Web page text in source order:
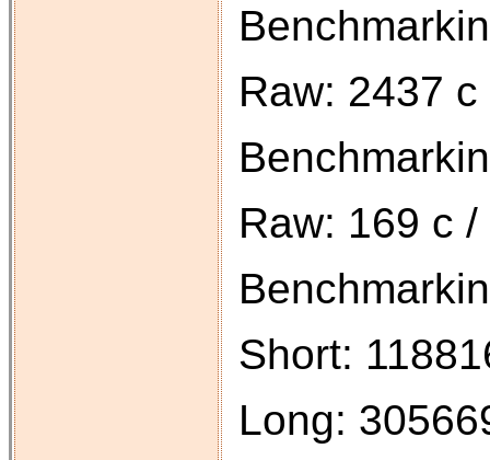
Raw: 2437 c
Raw: 169 c /
Short:
Long: